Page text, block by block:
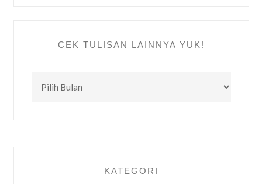
CEK TULISAN LAINNYA YUK!
TULISAN
KATEGORI